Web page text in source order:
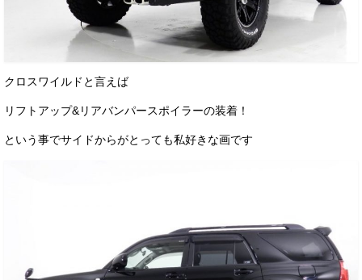
クロスワイルドと言えば
リフトアップ&リアバンパースポイラーの装着！
という事でサイドからがとっても私好きな画です